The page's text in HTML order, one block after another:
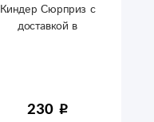
Киндер Сюрприз с
доставкой в
230